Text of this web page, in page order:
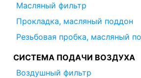
Масляный фильтр
Прокладка, масляный поддон
Резьбовая пробка, масляный
СИСТЕМА ПОДАЧИ ВОЗДУХА
Воздушный фильтр